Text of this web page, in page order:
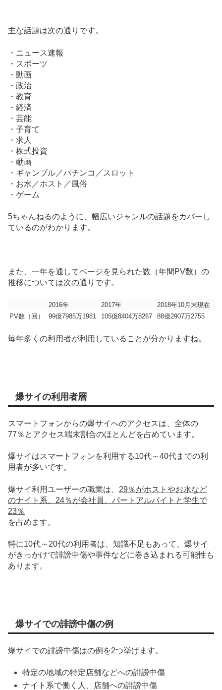
主な話題は次の通りです。
・ニュース速報
・スポーツ
・動画
・政治
・教育
・経済
・芸能
・子育て
・求人
・株式投資
・動画
・ギャンブル／パチンコ／スロット
・お水／ホスト／風俗
・ゲーム
5ちゃんねるのように、幅広いジャンルの話題をカバーし
ているのがわかります。
また、一年を通してページを見られた数（年間PV数）の
推移については次の通りです。
2016年 2017年
2018年10月末現在
PV数（回）
99億7985万1981 105億8404万8267 88億2907万2755
毎年多くの利用者が利用していることが分かりますね。
爆サイの利用者層
スマートフォンからの爆サイへのアクセスは、全体の
77％とアクセス端末割合のほとんどを占めています。
爆サイはスマートフォンを利用する10代～40代までの利
用者が多いです。
爆サイ利用ユーザーの職業は、 29％がホストやお水など
のナイト系、24％が会社員、パートアルバイトと学生で
23％
を占めます。
特に10代～20代の利用者は、知識不足もあって、爆サイ
がきっかけで誹謗中傷や事件などに巻き込まれる可能性も
あります。
爆サイでの誹謗中傷の例
爆サイでの誹謗中傷はの例を2つ挙げます。
特定の地域の特定店舗などへの誹謗中傷
ナイト系で働く人、店舗への誹謗中傷